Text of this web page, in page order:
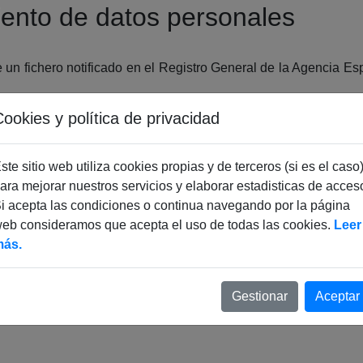
de datos personales
un fichero notificado en el Registro General de la Agencia
aviso legal de la página web, además de la de permitir la
apellidos y ciudad del premiado serán publicados
podrán ejercitar los derechos de acceso, rectificación,
o correo electrónico a la dirección bajas@listapromos.com
y política de privacidad
sitio web utiliza cookies propias y de terceros (si es el
mejorar nuestros servicios y elaborar estadisticas de
acepta las condiciones o continua navegando por la página
consideramos que acepta el uso de todas las cookies. Leer
Gestionar Aceptar